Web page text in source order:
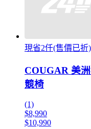
現省2仟(售價已折)
COUGAR 美
競椅
(1)
$8,990
$10,990